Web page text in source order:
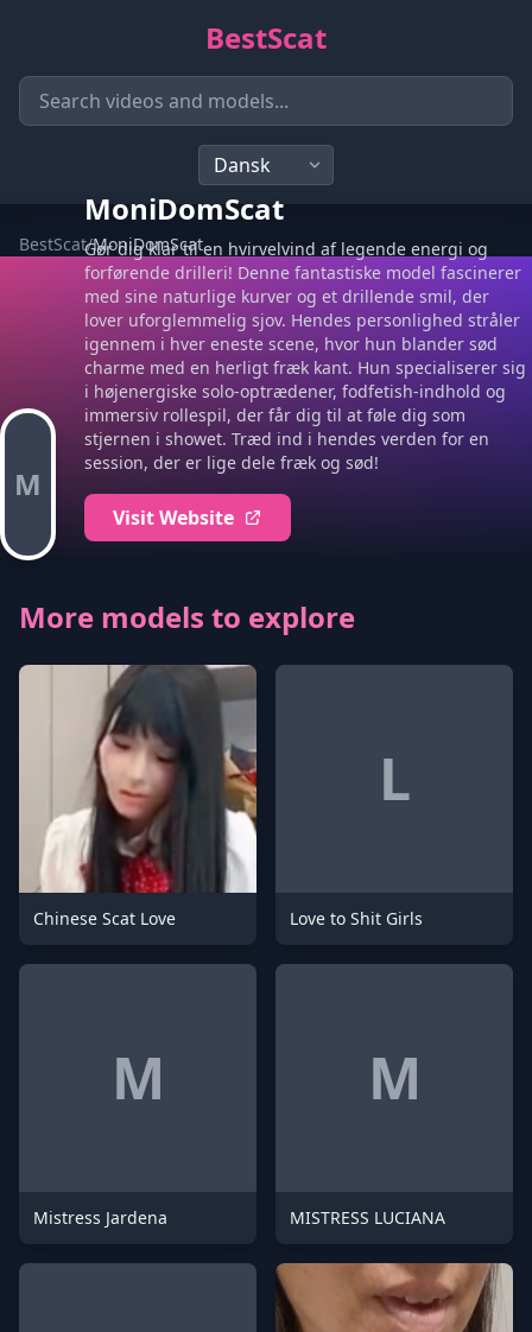
BestScat
BestScat/MoniDomScat
M
MoniDomScat
Gør dig klar til en hvirvelvind af legende energi og
forførende drilleri! Denne fantastiske model fascinerer
med sine naturlige kurver og et drillende smil, der
lover uforglemmelig sjov. Hendes personlighed stråler
igennem i hver eneste scene, hvor hun blander sød
charme med en herligt fræk kant. Hun specialiserer sig
i højenergiske solo-optrædener, fodfetish-indhold og
immersiv rollespil, der får dig til at føle dig som
stjernen i showet. Træd ind i hendes verden for en
session, der er lige dele fræk og sød!
Visit Website
More models to explore
Chinese Scat Love
L
Love to Shit Girls
M
Mistress Jardena
M
MISTRESS LUCIANA